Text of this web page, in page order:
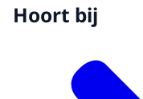
Hoort bij